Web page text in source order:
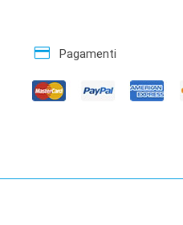
credit_card Pagamenti